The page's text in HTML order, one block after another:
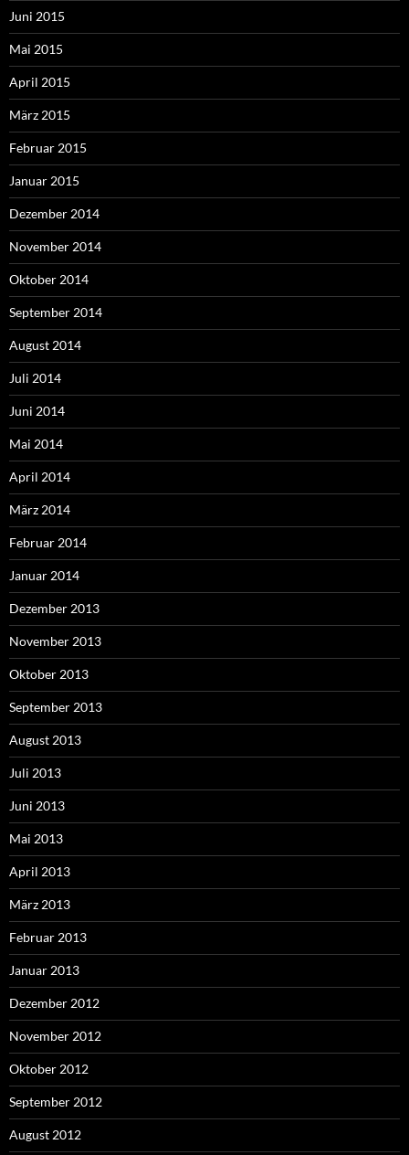
Juni 2015
Mai 2015
April 2015
März 2015
Februar 2015
Januar 2015
Dezember 2014
November 2014
Oktober 2014
September 2014
August 2014
Juli 2014
Juni 2014
Mai 2014
April 2014
März 2014
Februar 2014
Januar 2014
Dezember 2013
November 2013
Oktober 2013
September 2013
August 2013
Juli 2013
Juni 2013
Mai 2013
April 2013
März 2013
Februar 2013
Januar 2013
Dezember 2012
November 2012
Oktober 2012
September 2012
August 2012